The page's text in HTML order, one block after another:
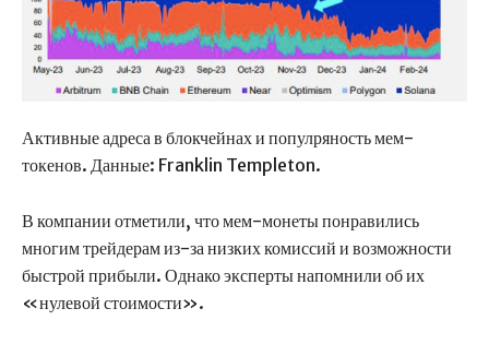
Активные адреса в блокчейнах и популряность мем-
токенов. Данные: Franklin Templeton.
В компании отметили, что мем-монеты понравились
многим трейдерам из-за низких комиссий и возможности
быстрой прибыли. Однако эксперты напомнили об их
«нулевой стоимости».